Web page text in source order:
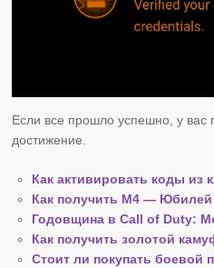
Если все прошло успешно, у вас
достижение.
Как активировать коды из
Как получить М4 —
Годовщина в Call of Duty:
Как получить золотой
Стоит ли покупать боевой